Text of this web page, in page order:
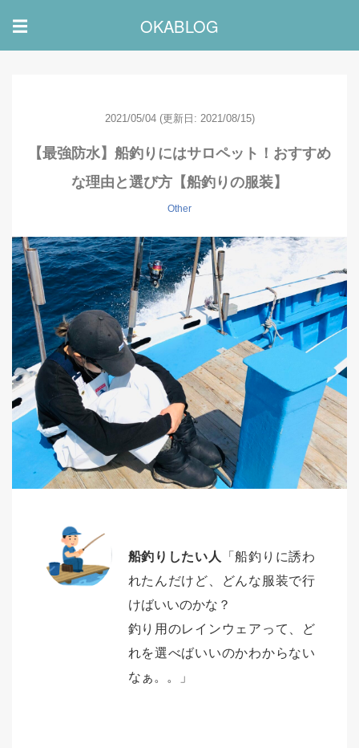
☰ OKABLOG
2021/05/04 (更新日: 2021/08/15)
【最強防水】船釣りにはサロペット！おすすめ
な理由と選び方【船釣りの服装】
Other
船釣りしたい人
「船釣りに誘わ
れたんだけど、どんな服装で行
けばいいのかな？
釣り用のレインウェアって、ど
れを選べばいいのかわからない
なぁ。。」